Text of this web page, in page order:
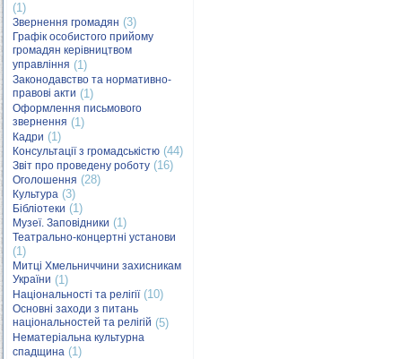
(1)
Звернення громадян (3)
Графік особистого прийому
громадян керівництвом
управління (1)
Законодавство та нормативно-
правові акти (1)
Оформлення письмового
звернення (1)
Кадри (1)
Консультації з громадськістю (44)
Звіт про проведену роботу (16)
Оголошення (28)
Культура (3)
Бібліотеки (1)
Музеї. Заповідники (1)
Театрально-концертні установи
(1)
Митці Хмельниччини захисникам
України (1)
Національності та релігії(10)
Основні заходи з питань
національностей та релігій (5)
Нематеріальна культурна
спадщина (1)